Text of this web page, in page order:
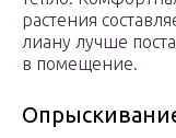
растения
лиану лучше
в помещение.